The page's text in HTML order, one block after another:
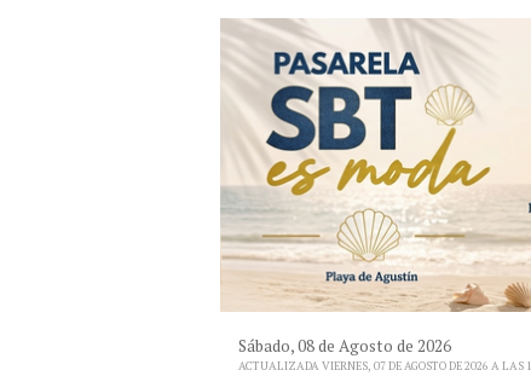
Sábado, 08 de Agosto de 2026
ACTUALIZADA VIERNES, 07 DE AGOSTO DE 2026 A LAS